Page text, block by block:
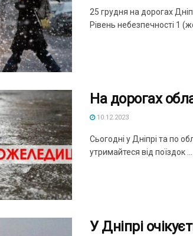
25 грудня на дорогах
Рівень небезпечності 1
На дорогах
10.12.2023
Сьогодні у Дніпрі та по
утримайтеся від поїздок ...
У Дніпрі